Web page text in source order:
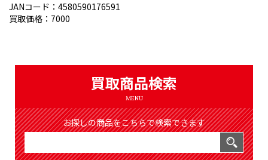
ASSESSMENT
JANコード：4580590176591
買取価格：7000
買取商品検索
MENU
お探しの商品をこちらで検索できます